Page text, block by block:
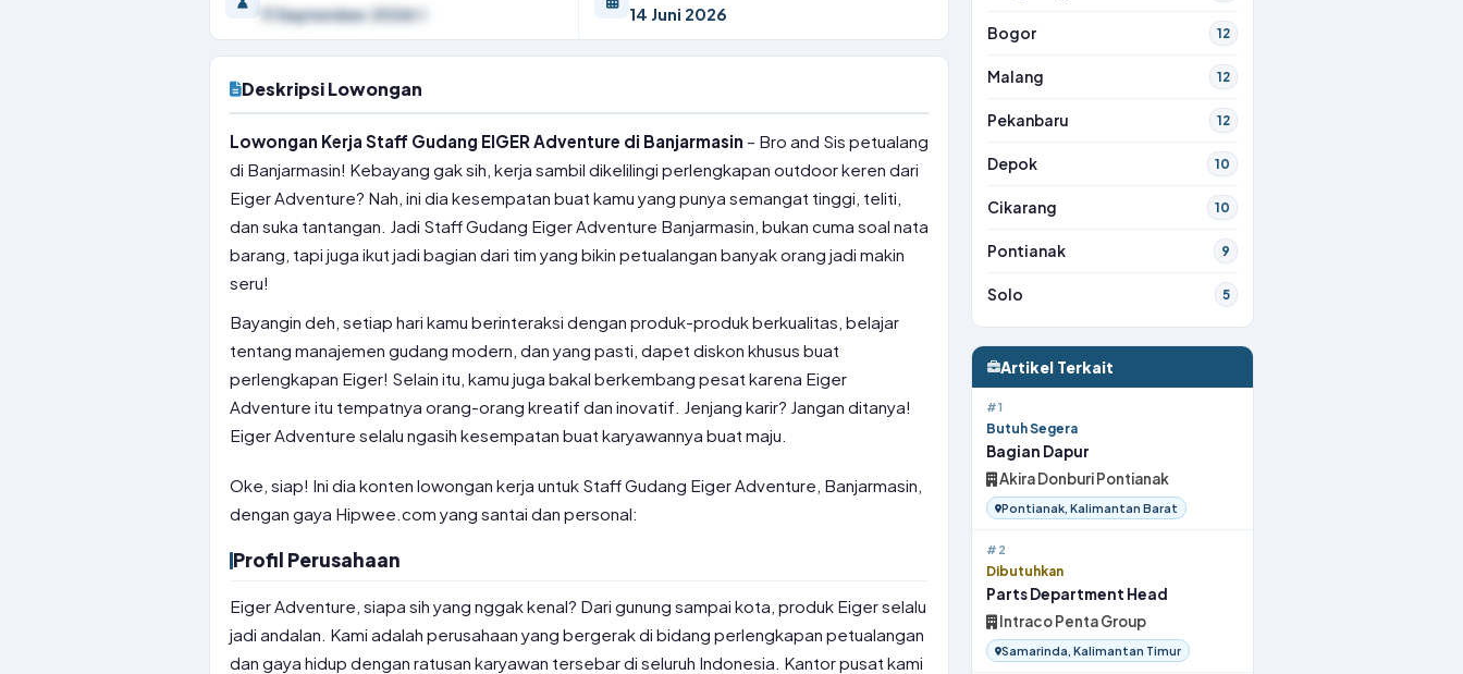
11 September 2026 14 Juni 2026
Deskripsi Lowongan
Lowongan Kerja Staff Gudang EIGER Adventure di Banjarmasin – Bro and Sis petualang
di Banjarmasin! Kebayang gak sih, kerja sambil dikelilingi perlengkapan outdoor keren dari
Eiger Adventure? Nah, ini dia kesempatan buat kamu yang punya semangat tinggi, teliti,
dan suka tantangan. Jadi Staff Gudang Eiger Adventure Banjarmasin, bukan cuma soal nata
barang, tapi juga ikut jadi bagian dari tim yang bikin petualangan banyak orang jadi makin
seru!
Bayangin deh, setiap hari kamu berinteraksi dengan produk-produk berkualitas, belajar
tentang manajemen gudang modern, dan yang pasti, dapet diskon khusus buat
perlengkapan Eiger! Selain itu, kamu juga bakal berkembang pesat karena Eiger
Adventure itu tempatnya orang-orang kreatif dan inovatif. Jenjang karir? Jangan ditanya!
Eiger Adventure selalu ngasih kesempatan buat karyawannya buat maju.
Oke, siap! Ini dia konten lowongan kerja untuk Staff Gudang Eiger Adventure, Banjarmasin,
dengan gaya Hipwee.com yang santai dan personal:
Profil Perusahaan
Eiger Adventure, siapa sih yang nggak kenal? Dari gunung sampai kota, produk Eiger selalu
jadi andalan. Kami adalah perusahaan yang bergerak di bidang perlengkapan petualangan
dan gaya hidup dengan ratusan karyawan tersebar di seluruh Indonesia. Kantor pusat kami
Bogor 12
Malang 12
Pekanbaru 12
Depok 10
Cikarang 10
Pontianak 9
Solo 5
Artikel Terkait
#1
Butuh Segera
Bagian Dapur
Akira Donburi Pontianak
Pontianak, Kalimantan Barat
#2
Dibutuhkan
Parts Department Head
Intraco Penta Group
Samarinda, Kalimantan Timur